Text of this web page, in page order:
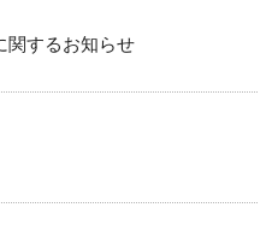
関するお知らせ